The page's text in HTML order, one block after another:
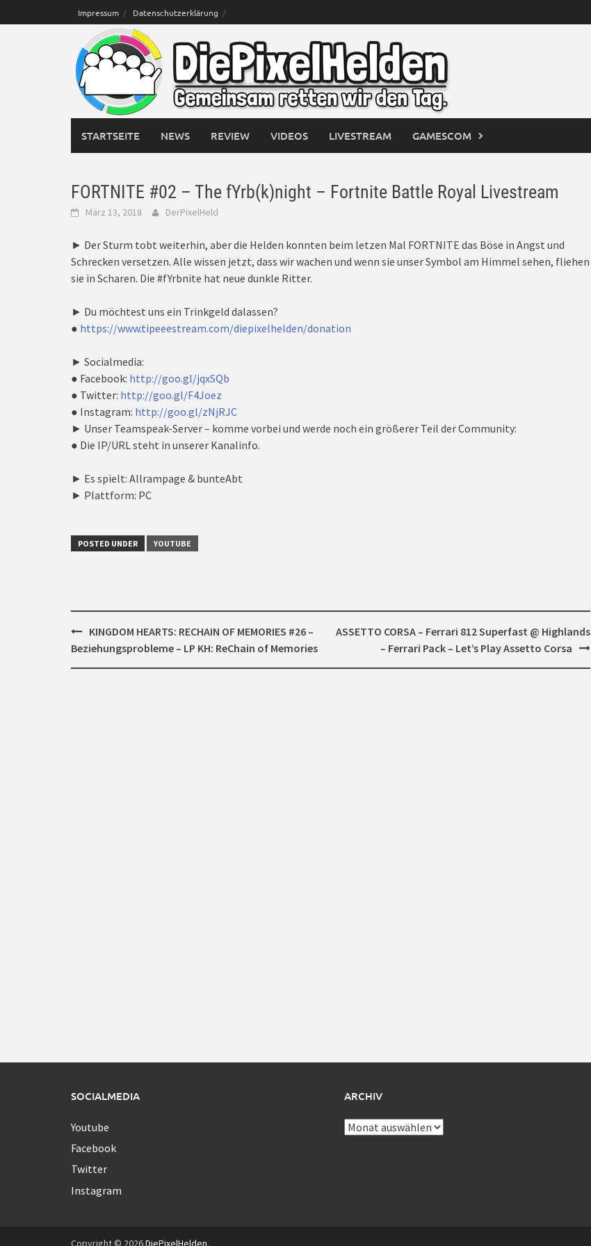
to
Impressum Datenschutzerklärung
STARTSEITE NEWS REVIEW VIDEOS LIVESTREAM GAMESCOM
FORTNITE #02 – The fYrb(k)night – Fortnite Battle Royal Livestream
März 13, 2018 DerPixelHeld
► Der Sturm tobt weiterhin, aber die Helden konnten beim letzen Mal FORTNITE das Böse in Angst und
Schrecken versetzen. Alle wissen jetzt, dass wir wachen und wenn sie unser Symbol am Himmel sehen, fliehen
sie in Scharen. Die #fYrbnite hat neue dunkle Ritter.
► Du möchtest uns ein Trinkgeld dalassen?
● https://www.tipeeestream.com/diepixelhelden/donation
► Socialmedia:
● Facebook: http://goo.gl/jqxSQb
● Twitter: http://goo.gl/F4Joez
● Instagram: http://goo.gl/zNjRJC
► Unser Teamspeak-Server – komme vorbei und werde noch ein größerer Teil der Community:
● Die IP/URL steht in unserer Kanalinfo.
► Es spielt: Allrampage & bunteAbt
► Plattform: PC
POSTED UNDER YOUTUBE
Post
navigation
KINGDOM HEARTS: RECHAIN OF MEMORIES #26 –
Beziehungsprobleme – LP KH: ReChain of Memories
ASSETTO CORSA – Ferrari 812 Superfast @ Highlands
– Ferrari Pack – Let’s Play Assetto Corsa
SOCIALMEDIA
Youtube
Facebook
Twitter
Instagram
ARCHIV
Archiv
Copyright © 2026DiePixelHelden.